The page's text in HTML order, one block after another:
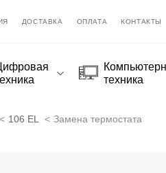
ДОСТАВКА ОПЛАТА КОНТАКТЫ
техника
106 EL Замена термостата